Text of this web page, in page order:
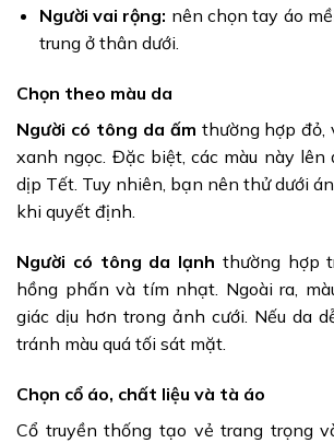
Người vai rộng: nên chọn tay áo
trung ở thân dưới.
Chọn theo màu da
Người có tông da ấm thường hợp đỏ,
xanh ngọc. Đặc biệt, các màu này
dịp Tết. Tuy nhiên, bạn nên thử dưới
khi quyết định.
Người có tông da lạnh thường hợp
hồng phấn và tím nhạt. Ngoài ra,
giác dịu hơn trong ảnh cưới. Nếu da
tránh màu quá tối sát mặt.
Chọn cổ áo, chất liệu và tà áo
Cổ truyền thống tạo vẻ trang trọng